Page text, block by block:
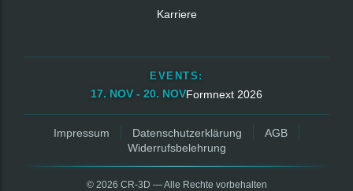
Karriere
EVENTS:
17. NOV - 20. NOVFormnext 2026
Impressum Datenschutzerklärung
AGB
Widerrufsbelehrung
© 2026 CR‑3D — Alle Rechte vorbehalten